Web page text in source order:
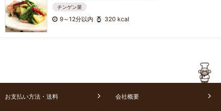
チンゲン菜
9～12分以内 320 kcal
お支払い方法・送料 会社概要